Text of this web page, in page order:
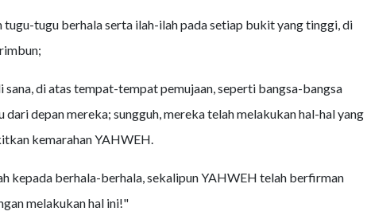
tugu-tugu berhala serta ilah-ilah pada setiap bukit yang tinggi, di
sana, di atas tempat-tempat pemujaan, seperti bangsa-bangsa
dari depan mereka; sungguh, mereka telah melakukan hal-hal yang
kemarahan YAHWEH.
kepada berhala-berhala, sekalipun YAHWEH telah berfirman
melakukan hal ini!"